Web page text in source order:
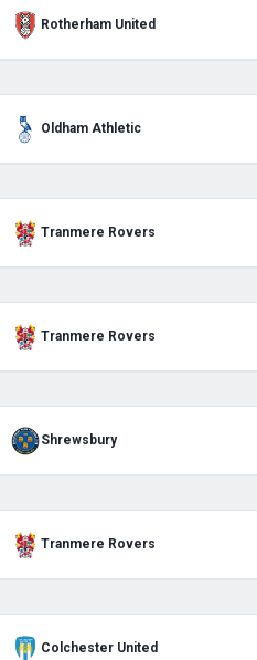
Rotherham United
Oldham Athletic
Tranmere Rovers
Tranmere Rovers
Shrewsbury
Tranmere Rovers
Colchester United